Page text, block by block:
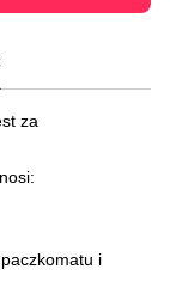
za
i